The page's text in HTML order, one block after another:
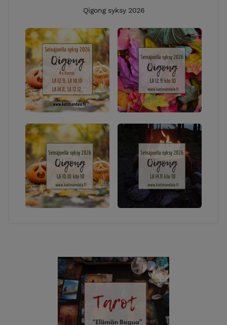
Qigong syksy 2026